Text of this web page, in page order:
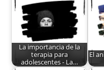
La importancia de la
terapia para
adolescentes - La…
El